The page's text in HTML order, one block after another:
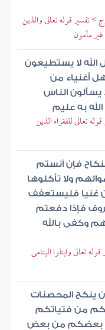
> تفسير قوله تعالى والذين
مأمون
الله لا يستطيعون
أغنياء من
الناس
به عليم
تعالى للفقراء الذين
فإن آنستم
ولا تأكلوها
غنيا فليستعفف
فإذا دفعتم
وكفى بالله
تعالى وابتلوا اليتامى
ينكح المحصنات
من فتياتكم
بعضكم من بعض